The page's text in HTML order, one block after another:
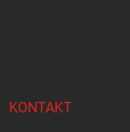
KONTAKT